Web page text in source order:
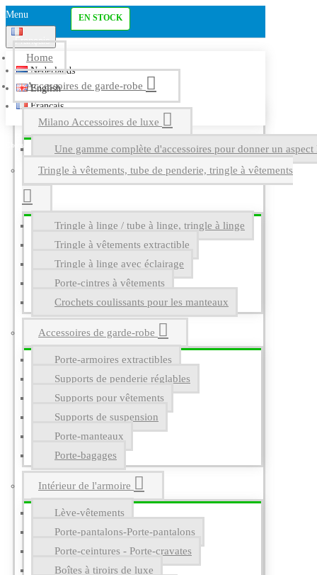
Menu
Français
Nederlands
English
Français
Home
Accessoires de garde-robe
Milano Accessoires de luxe
Une gamme complète d'accessoires pour donner un
Tringle à vêtements, tube de penderie, tringle à vêtements
Tringle à linge / tube à linge, tringle à linge
Tringle à vêtements extractible
Tringle à linge avec éclairage
Porte-cintres à vêtements
Crochets coulissants pour les manteaux
Accessoires de garde-robe
Porte-armoires extractibles
Supports de penderie réglables
Supports pour vêtements
Supports de suspension
Porte-manteaux
Porte-bagages
Intérieur de l'armoire
Lève-vêtements
Porte-pantalons-Porte-pantalons
Porte-ceintures - Porte-cravates
Boîtes à tiroirs de luxe
EN STOCK